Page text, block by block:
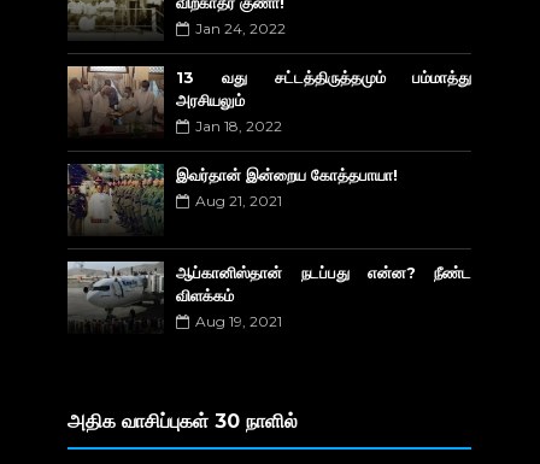
Jan 24, 2022
13 வது சட்டத்திருத்தமும் பம்மாத்து
அரசியலும்
Jan 18, 2022
இவர்தான் இன்றைய கோத்தபாயா!
Aug 21, 2021
ஆப்கானிஸ்தான் நடப்பது என்ன? நீண்ட
விளக்கம்
Aug 19, 2021
அதிக வாசிப்புகள் 30 நாளில்